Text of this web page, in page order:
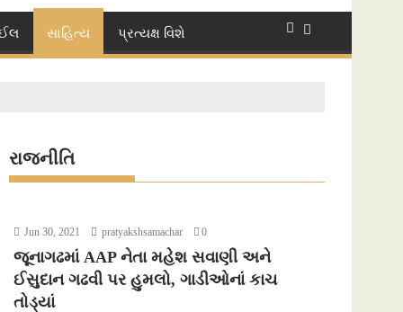
સાહિત્ય પ્રત્યક્ષ વિશે
રાજનીતિ
Jun 30, 2021 pratyakshsamachar 0
જૂનાગઢમાં AAP નેતા મહેશ સવાણી અને
ઈસુદાન ગઢવી પર હુમલો, ગાડીઓનાં કાચ
તોડ્યાં